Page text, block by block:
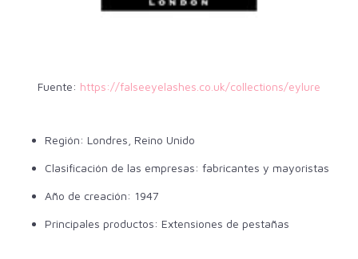
Fuente: https://falseeyelashes.co.uk/collections/eylure
Región: Londres, Reino Unido
Clasificación de las empresas: fabricantes y mayoristas
Año de creación: 1947
Principales productos: Extensiones de pestañas